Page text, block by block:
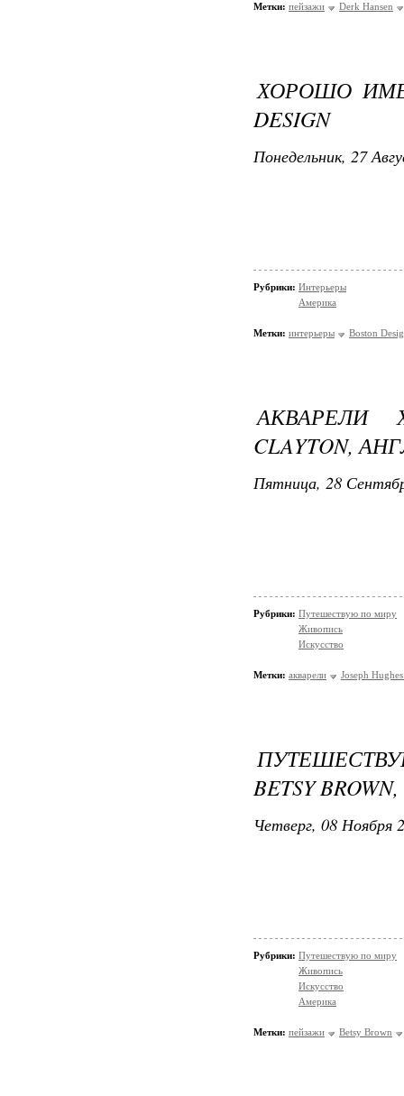
Метки: пейзажи Derk Hansen
ХОРОШО
DESIGN
Понедельник, 27
Рубрики: Интерьеры
Америка
Метки: интерьеры Boston
АКВАРЕЛИ
CLAYTON,
Пятница, 28
Рубрики: Путешествую по миру
Живопись
Искусство
Метки: акварели Joseph
BETSY
Четверг, 08 Ноября
Рубрики: Путешествую по миру
Живопись
Искусство
Америка
Метки: пейзажи Betsy Brown